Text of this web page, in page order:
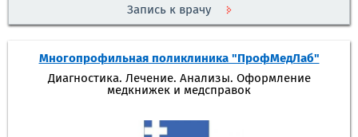
Запись к врачу
Многопрофильная поликлиника "ПрофМедЛаб"
Диагностика. Лечение. Анализы. Оформление
медкнижек и медсправок